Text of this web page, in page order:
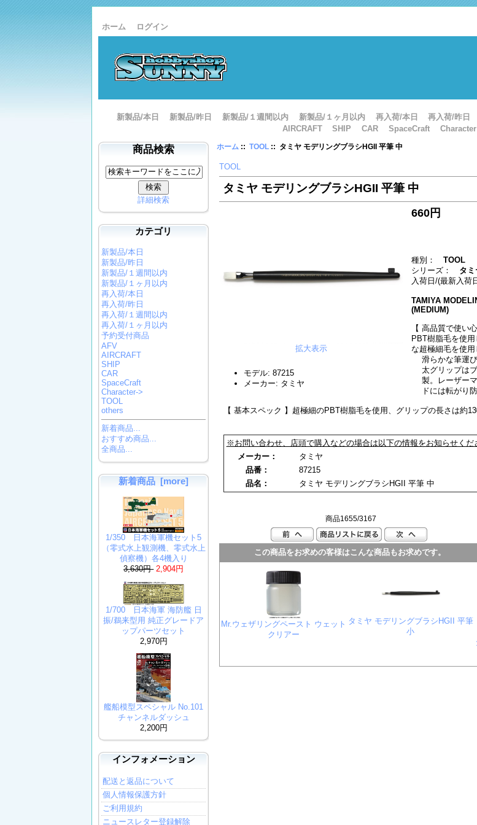
ホーム ログイン
新製品/本日 新製品/昨日 新製品/１週間以内 新製品/１ヶ月以内 再入荷/本日 再入荷/昨日
AIRCRAFT
SHIP CAR SpaceCraft Character
商品検索
詳細検索
カテゴリ
新製品/本日
新製品/昨日
新製品/１週間以内
新製品/１ヶ月以内
再入荷/本日
再入荷/昨日
再入荷/１週間以内
再入荷/１ヶ月以内
予約受付商品
AFV
AIRCRAFT
SHIP
CAR
SpaceCraft
Character->
TOOL
others
新着商品...
おすすめ商品...
全商品...
新着商品 [more]
1/350 日本海軍機セット5
（零式水上観測機、零式水上
偵察機）各4機入り
3,630円 2,904円
1/700 日本海軍 海防艦 日
振/鵜来型用 純正グレードア
ップパーツセット
2,970円
艦船模型スペシャル No.101
チャンネルダッシュ
2,200円
インフォメーション
配送と返品について
個人情報保護方針
ご利用規約
ニュースレター登録解除
ホーム ::TOOL :: タミヤ モデリングブラシHGII 平筆 中
TOOL
タミヤ モデリングブラシHGII 平筆 中
拡大表示
660円
モデル: 87215
メーカー: タミヤ
種別：TOOL
シリーズ： タ
入荷日/(最新入
TAMIYA
(MEDIUM)
【 高品質で使い
PBT樹脂毛を使
な超極細毛を使
滑らかな筆運
太グリップは
製。レーザー
ドには転がり
【 基本スペック 】超極細のPBT樹脂毛を使用、グリップの長さは約
※お問い合わせ、店頭で購入などの場合は以下の情報をお知らせくだ
メーカー：
タミヤ
品番：
87215
品名：
タミヤ モデリングブラシHGII 平筆 中
商品1655/3167
この商品をお求めの客様はこんな商品もお求めです。
Mr.ウェザリングペースト ウェット
クリアー
タミヤ モデリングブラシHGII 平筆
小